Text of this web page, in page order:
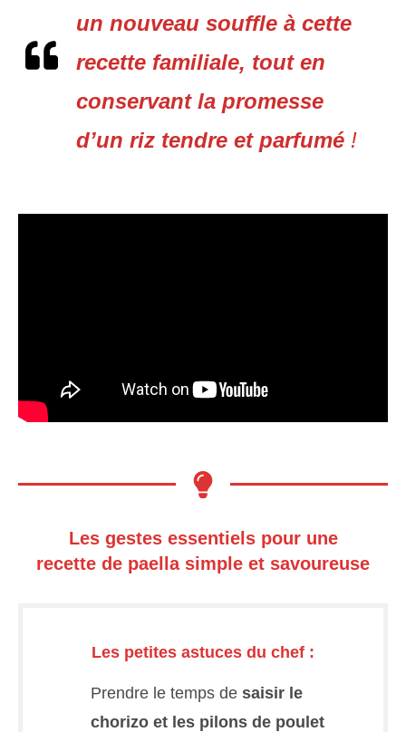
un nouveau souffle à cette
recette familiale, tout en
conservant la promesse
d’un riz tendre et parfumé !
Les gestes essentiels pour une
recette de paella simple et savoureuse
Les petites astuces du chef :
Prendre le temps de saisir le
chorizo et les pilons de poulet